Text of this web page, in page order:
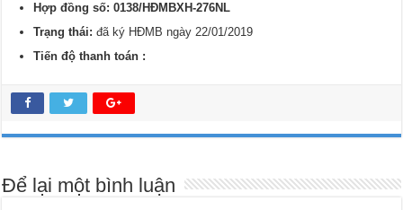
Hợp đồng số: 0138/HĐMBXH-276NL
Trạng thái:đã ký HĐMB ngày 22/01/2019
Tiến độ thanh toán :
Để lại một bình luận